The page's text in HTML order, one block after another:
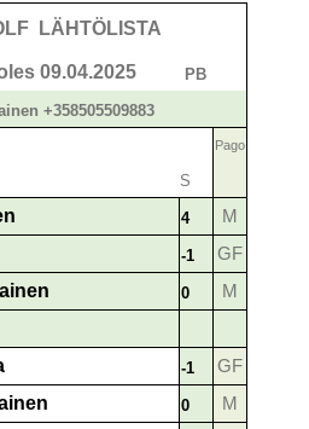
LÄHTÖLISTA
09.04.2025 PB
+358505509883
Pago
S
4 M
-1 GF
0 M
-1 GF
0 M